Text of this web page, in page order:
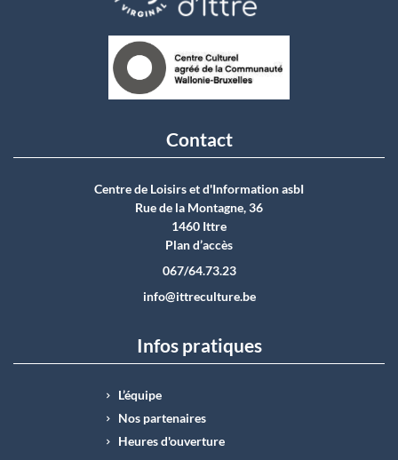
Contact
Centre de Loisirs et d'Information asbI
Rue de la Montagne, 36
1460 Ittre
Plan d’accès
067/64.73.23
info@ittreculture.be
Infos pratiques
L’équipe
Nos partenaires
Heures d'ouverture